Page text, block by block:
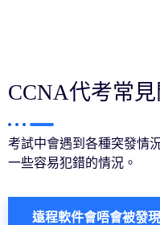
CCNA代考常
考試中會遇到各種突發情
一些容易犯錯的情況。
遠程軟件會唔會被發